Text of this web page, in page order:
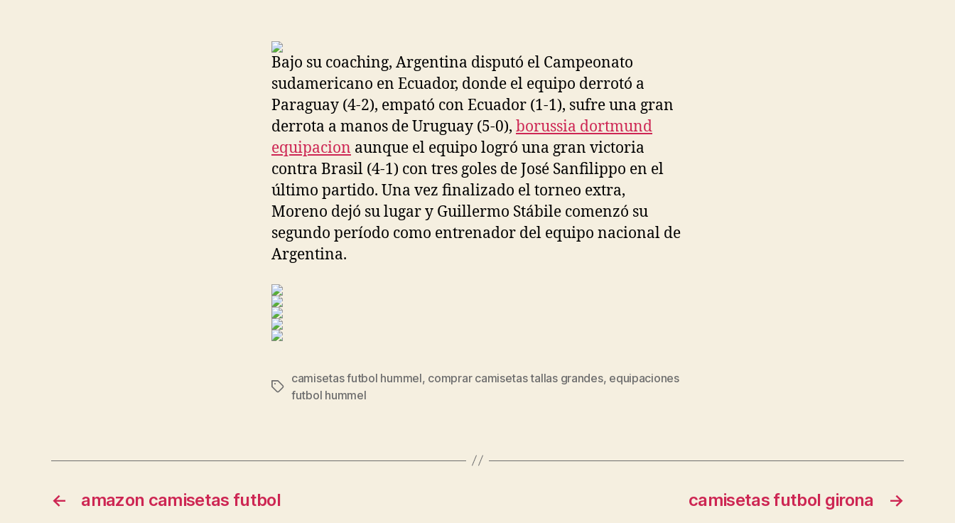
Bajo su coaching, Argentina disputó el Campeonato
sudamericano en Ecuador, donde el equipo derrotó a
Paraguay (4-2), empató con Ecuador (1-1), sufre una gran
derrota a manos de Uruguay (5-0), borussia dortmund
equipacion aunque el equipo logró una gran victoria
contra Brasil (4-1) con tres goles de José Sanfilippo en el
último partido. Una vez finalizado el torneo extra,
Moreno dejó su lugar y Guillermo Stábile comenzó su
segundo período como entrenador del equipo nacional de
Argentina.
Etiquetas
camisetas futbol hummel, comprar camisetas tallas grandes, equipaciones
futbol hummel
← amazon camisetas futbol →
camisetas futbol girona